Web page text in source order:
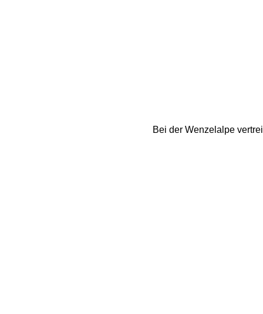
Bei der Wenzelalpe